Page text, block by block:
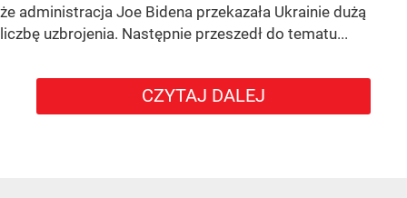
że administracja Joe Bidena przekazała Ukrainie dużą
liczbę uzbrojenia. Następnie przeszedł do tematu...
CZYTAJ DALEJ